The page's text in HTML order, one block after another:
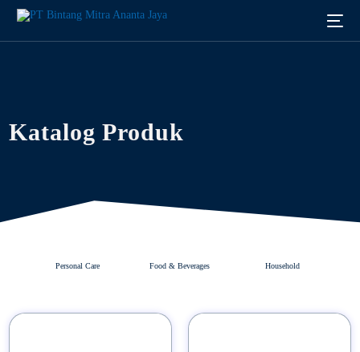
Katalog Produk
Personal Care Food & Beverages Household